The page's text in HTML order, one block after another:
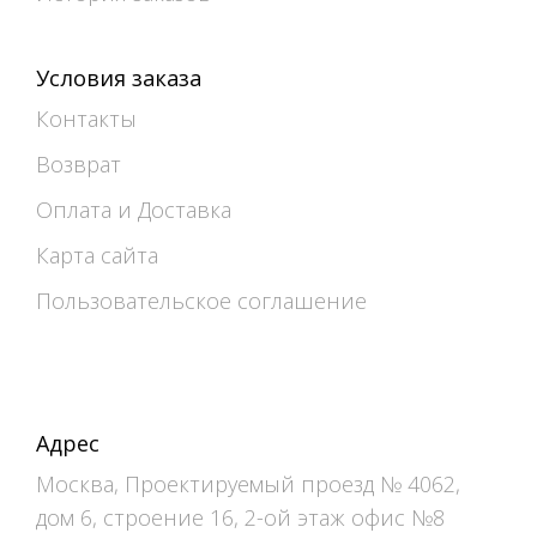
Условия заказа
Контакты
Возврат
Оплата и Доставка
Карта сайта
Пользовательское соглашение
Адрес
Москва, Проектируемый проезд № 4062,
дом 6, строение 16, 2-ой этаж офис №8